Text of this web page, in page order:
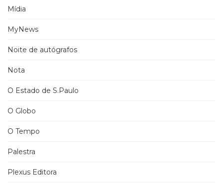
Mídia
MyNews
Noite de autógrafos
Nota
O Estado de S.Paulo
O Globo
O Tempo
Palestra
Plexus Editora